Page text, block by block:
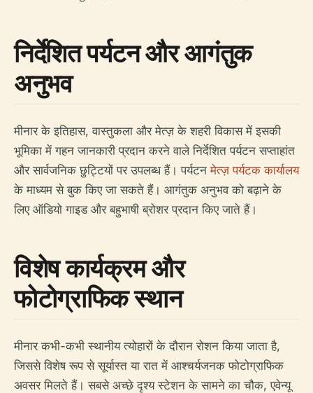
निर्देशित पर्यटन और आगंतुक
अनुभव
मीनार के इतिहास, वास्तुकला और मेत्ज़ के शहरी विकास में इसकी
भूमिका में गहन जानकारी प्रदान करने वाले निर्देशित पर्यटन सप्ताहांत
और सार्वजनिक छुट्टियों पर उपलब्ध हैं। पर्यटनमेत्ज़ पर्यटक कार्यालय
के माध्यम से बुक किए जा सकते हैं। आगंतुक अनुभव को बढ़ाने के
लिए ऑडियो गाइड और बहुभाषी ब्रोशर प्रदान किए जाते हैं।
विशेष कार्यक्रम और
फोटोग्राफिक स्थान
मीनार कभी-कभी स्थानीय त्योहारों के दौरान रोशन किया जाता है,
जिससे विशेष रूप से सूर्यास्त या रात में आश्चर्यजनक फोटोग्राफिक
अवसर मिलते हैं। सबसे अच्छे दृश्य स्टेशन के सामने का चौक, एवेन्यू